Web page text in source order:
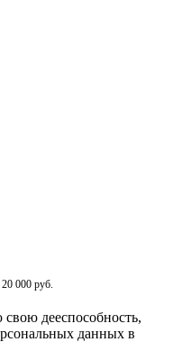
000 руб.
дееспособность,
данных в